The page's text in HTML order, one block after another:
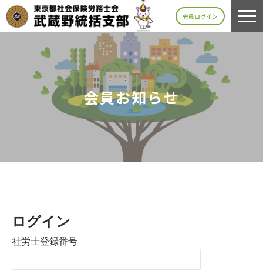
会員ログイン
会員お知らせ
ログイン
社労士登録番号